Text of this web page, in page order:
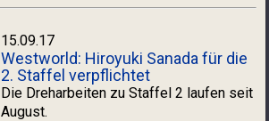
15.09.17
Westworld: Hiroyuki Sanada für die
2. Staffel verpflichtet
Die Dreharbeiten zu Staffel 2 laufen seit
August.